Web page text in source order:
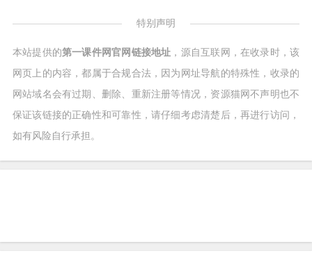
特别声明
本站提供的第一课件网官网链接地址 ，源自互联网，在收录时，该
网页上的内容，都属于合规合法，因为网址导航的特殊性，收录的
网站域名会有过期、删除、重新注册等情况，资源猫网不声明也不
保证该链接的正确性和可靠性，请仔细考虑清楚后，再进行访问，
如有风险自行承担。